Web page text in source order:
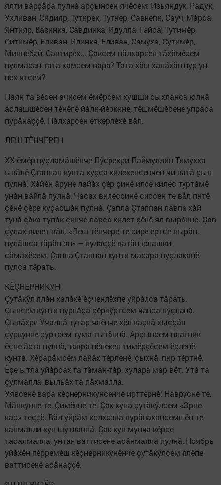
ялти вăрçăра пулнă арçынсен ячӗсем: Изьяндук, Радук,
Ухливан, Сидияр, Тутирек, Тутиер, Савнепи, Сауч, Мăрса,
Янтияр, Вазинка, Савдинка, Идулла, Гайса, Тутимӗр,
Ситимӗр, Еливан, Илинка, Еливан, Самуха, Сутимӗр,
Миннебай, Савтирек... Çаксем пăлхарсен тăхăмӗсем
пулмасан тата камсем вара? Тата хăш халăхăн пур ун
пек ятсем?
Паян та вӗсен ачисем ӗмӗрсем хушши сыхланса юлнă
аслашшӗсен тӗнӗпе йăли-йӗркине, тӗшмӗшӗсене упраса
пурăнаççӗ. Пăлхарсен еткерлӗхӗ вăл.
ЛЕШ ТӖНЧЕРЕН
ХХ ӗмӗр пуçламăшӗнче Пӳсрекри Паймуллин Тимухха
ывăлӗ Çтаппан кунта куçса килекенсенчен чи ватă çын
пулнă. Хăйӗн ăруне лайăх çӗр çине илсе килес туртăмӗ
унăн вăйлă пулнă. Часах вилессине сиссен те вăл питӗ
çӗнӗ çӗре куçасшăн пулнă. Çапла Çтаппан лавпа хăй
тунă çăка тупăк çинче ларса килет çӗнӗ ял вырăнне. Çав
çулах вилет вăл. «Леш тӗнчере те сире ертсе пырăп,
пулăшса тăрăп эп» – пулаççӗ ватăн юлашки
сăмахӗсем. Çапла Çтаппан кунти масара пуçлаканӗ
пулса тăрать.
КӖÇНЕРНИКУН
Çутăкӳл ялăн халăхӗ ӗçченлӗхпе уйрăлса тăрать.
Çынсем кунти пурнăçа çӗрпӳртсем чавса пуçланă.
Çывăхри Учаллă тутар ялӗнче хӗл каçнă хыççăн
çуркунне çуртсем тума тытăннă. Арçынсем платник
ӗçне ăста пулнă, тавра пӗлекен тимӗрçӗсем ӗçленӗ
кунта. Хӗрарăмсем лайăх тӗрленӗ, çыхнă, пир тӗртнӗ.
Ӗçе ытла уйăрсах та тăман-тăр, хулара мар вӗт. Утă та
çулмалла, выльăх та пăхмалла.
Уявсене вара кӗçнерникунсенче ирттернӗ: Наврусне те,
Мăнкунне те, Çимӗкне те. Çак куна çутăкӳлсем «Эрне
каç» теççӗ. Вăл уйрăм колхозпа пурăнакансемшӗн те
канмалли кун шутланнă. Çак кун мунча кӗрсе
тасалмалла, унтан ваттисене асăнмалла пулнă. Ноябрь
уйăхӗн пӗрремӗш кӗçнерникунӗнче çутăкӳлсем ялӗпе
ваттисене асăнаççӗ.